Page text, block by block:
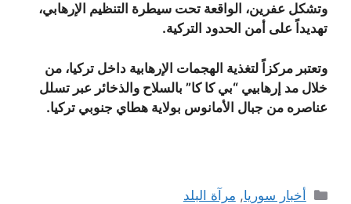
وتشكل عفرين، الواقعة تحت سيطرة التنظيم الإرهابي،
تهديداً على أمن الحدود التركية.
وتعتبر مركزاً لتغذية الهجمات الإرهابية داخل تركيا، من
خلال مد إرهابيي “بي كا كا” بالسلاح والذخائر عبر تسلل
عناصره من جبال الأمانوس بولاية هطاي جنوبي تركيا.
التصنيفات
أخبار سوريا, مرآة البلد